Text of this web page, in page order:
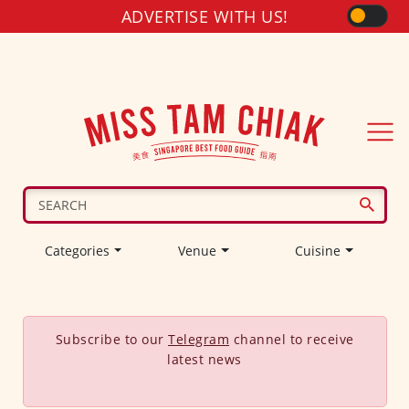
ADVERTISE WITH US!
Categories Venue Cuisine
Subscribe to our Telegram channel to receive
latest news